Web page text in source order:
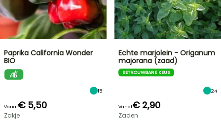
Paprika California Wonder
BIO
15
Vanaf€ 5,50
Zakje
Echte marjolein - Origanum
majorana (zaad)
BETROUWBARE KEUS
24
Vanaf€ 2,90
Zaden